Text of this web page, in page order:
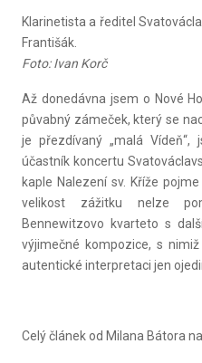
Klarinetista a ředitel
Františák.
Foto: Ivan Korč
Až donedávna jsem o Nové
půvabný zámeček, který se
je přezdívaný „malá
účastník koncertu
kaple Nalezení sv. Kříže
velikost zážitku nelze
Bennewitzovo kvarteto s
výjimečné kompozice, s
autentické interpretaci jen
Celý článek od Milana Bátora